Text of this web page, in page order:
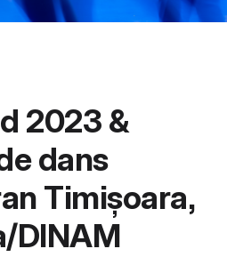
2023 &
dans
Timișoara,
DINAM